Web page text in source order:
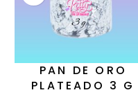
PAN DE ORO
PLATEADO 3 G